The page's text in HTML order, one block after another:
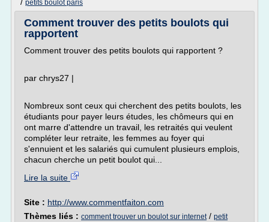
petits boulot paris
Comment trouver des petits boulots qui
rapportent
Comment trouver des petits boulots qui rapportent ?
par chrys27 |
Nombreux sont ceux qui cherchent des petits boulots, les
étudiants pour payer leurs études, les chômeurs qui en
ont marre d'attendre un travail, les retraités qui veulent
compléter leur retraite, les femmes au foyer qui
s'ennuient et les salariés qui cumulent plusieurs emplois,
chacun cherche un petit boulot qui...
Lire la suite
Site : http://www.commentfaiton.com
Thèmes liés : comment trouver un boulot sur internet/ petit